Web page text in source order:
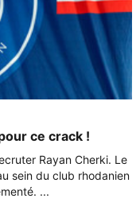
ce crack !
Rayan Cherki. Le
sein du club rhodanien
...